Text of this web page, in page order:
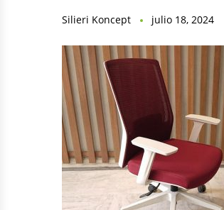
Silieri Koncept julio 18, 2024